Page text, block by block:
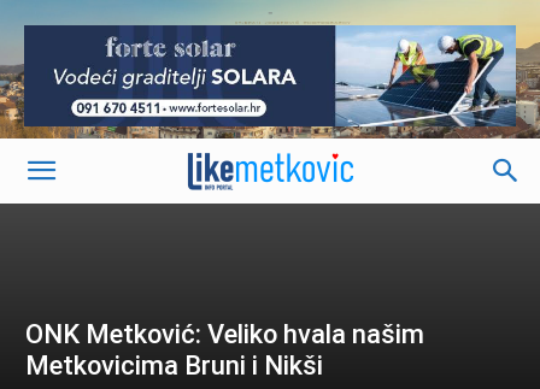
-
ONK Metković: Veliko hvala našim
Metkovicima Bruni i Nikši